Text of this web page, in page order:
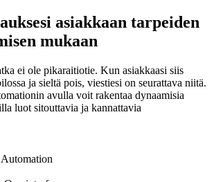
asiakkaan tarpeiden
mukaan
ei ole pikaraitiotie. Kun asiakkaasi siis
ja sieltä pois, viestiesi on seurattava niitä.
avulla voit rakentaa dynaamisia
luot sitouttavia ja kannattavia